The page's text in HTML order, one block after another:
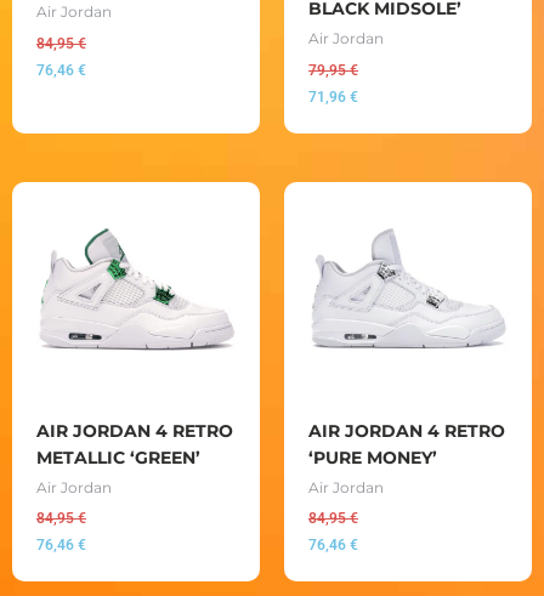
Air Jordan
84,95€
76,46 €
BLACK MIDSOLE’
Air Jordan
79,95€
71,96 €
AIR JORDAN 4 RETRO
METALLIC ‘GREEN’
Air Jordan
84,95€
76,46 €
AIR JORDAN 4 RETRO
‘PURE MONEY’
Air Jordan
84,95€
76,46 €